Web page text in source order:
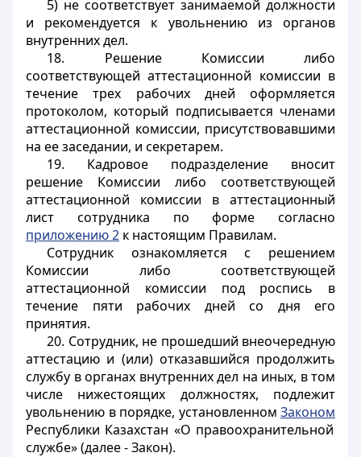
5) не соответствует занимаемой должности
и рекомендуется к увольнению из органов
внутренних дел.
18. Решение Комиссии либо
соответствующей аттестационной комиссии в
течение трех рабочих дней оформляется
протоколом, который подписывается членами
аттестационной комиссии, присутствовавшими
на ее заседании, и секретарем.
19. Кадровое подразделение вносит
решение Комиссии либо соответствующей
аттестационной комиссии в аттестационный
лист сотрудника по форме согласно
приложению 2 к настоящим Правилам.
Сотрудник ознакомляется с решением
Комиссии либо соответствующей
аттестационной комиссии под роспись в
течение пяти рабочих дней со дня его
принятия.
20. Сотрудник, не прошедший внеочередную
аттестацию и (или) отказавшийся продолжить
службу в органах внутренних дел на иных, в том
числе нижестоящих должностях, подлежит
увольнению в порядке, установленном Законом
Республики Казахстан «О правоохранительной
службе» (далее - Закон).